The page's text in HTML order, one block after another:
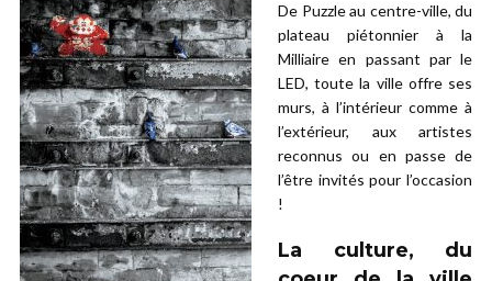
De Puzzle au centre-ville, du
plateau piétonnier à la
Milliaire en passant par le
LED, toute la ville offre ses
murs, à l’intérieur comme à
l’extérieur, aux artistes
reconnus ou en passe de
l’être invités pour l’occasion
!
La culture, du